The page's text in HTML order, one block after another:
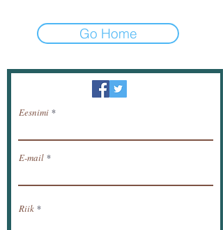
Go Home
Uudiskiri / saada uudised meili teel.
Eesnimi
E-mail
Riik